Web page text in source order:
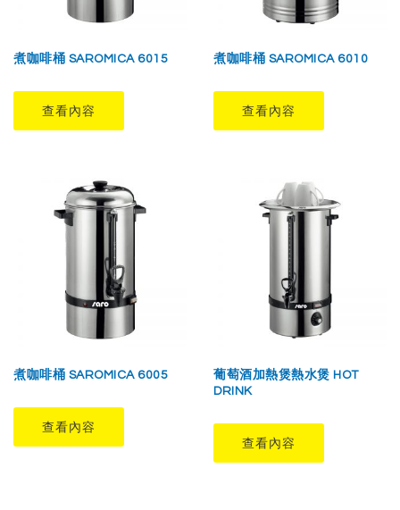
煮咖啡桶 SAROMICA 6015
查看內容
煮咖啡桶 SAROMICA 6010
查看內容
煮咖啡桶 SAROMICA 6005
查看內容
葡萄酒加熱煲熱水煲 HOT
DRINK
查看內容